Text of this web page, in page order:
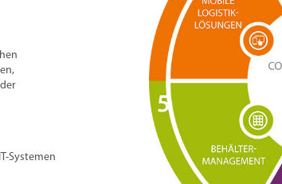
Systemen